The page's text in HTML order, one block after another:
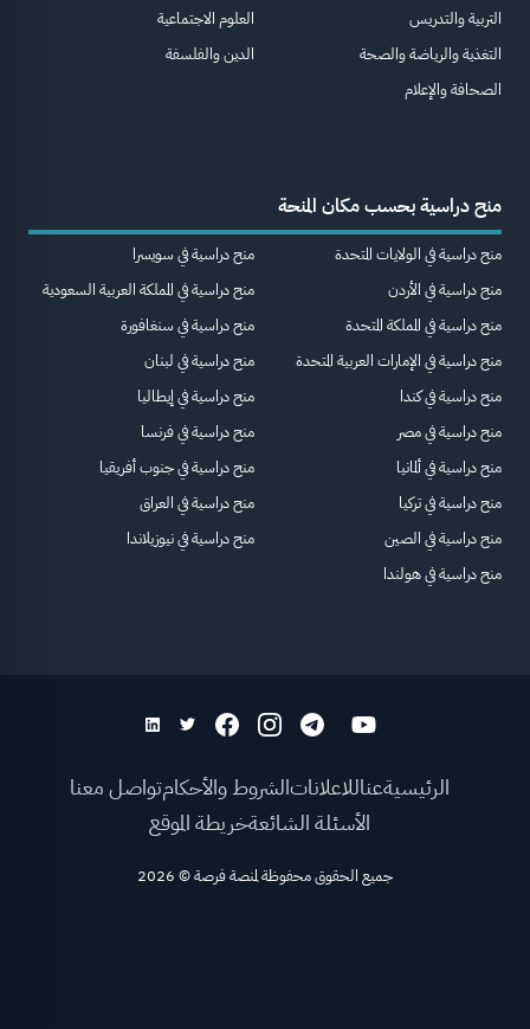
التربية والتدريس
التغذية والرياضة والصحة
الصحافة والإعلام
العلوم الاجتماعية
الدين والفلسفة
منح دراسية بحسب مكان المنحة
منح دراسية في الولايات المتحدة
منح دراسية في الأردن
منح دراسية في المملكة المتحدة
منح دراسية في الإمارات العربية المتحدة
منح دراسية في كندا
منح دراسية في مصر
منح دراسية في ألمانيا
منح دراسية في تركيا
منح دراسية في الصين
منح دراسية في هولندا
منح دراسية في سويسرا
منح دراسية في المملكة العربية السعودية
منح دراسية في سنغافورة
منح دراسية في لبنان
منح دراسية في إيطاليا
منح دراسية في فرنسا
منح دراسية في جنوب أفريقيا
منح دراسية في العراق
منح دراسية في نيوزيلاندا
الرئيسيةعناللاعلاناتالشروط والأحكامتواصل معنا
الأسئلة الشائعةخريطة الموقع
جميع الحقوق محفوظة لمنصة فرصة©
2026